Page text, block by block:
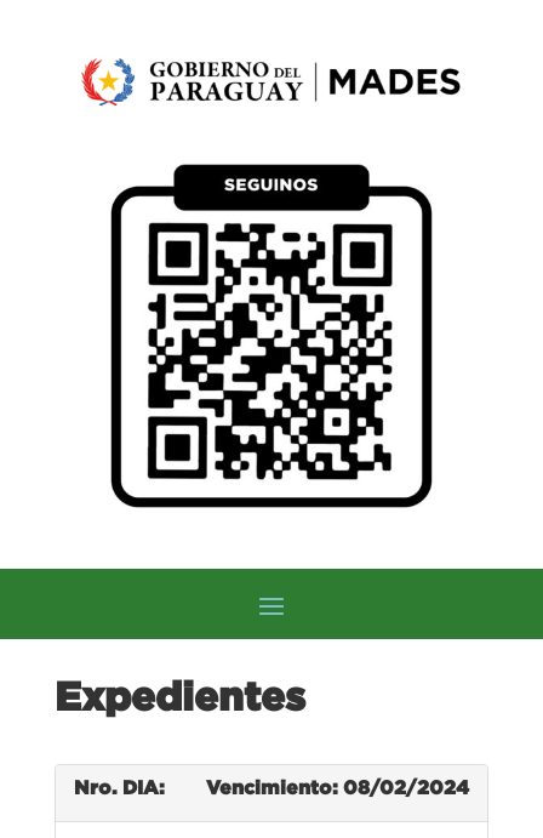
Expedientes
Nro. DIA: Vencimiento: 08/02/2024